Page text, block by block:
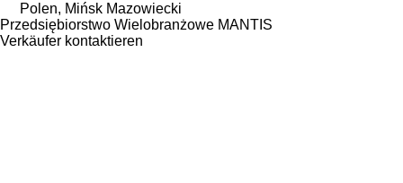
Polen, Mińsk Mazowiecki
Przedsiębiorstwo Wielobranżowe MANTIS
Verkäufer kontaktieren